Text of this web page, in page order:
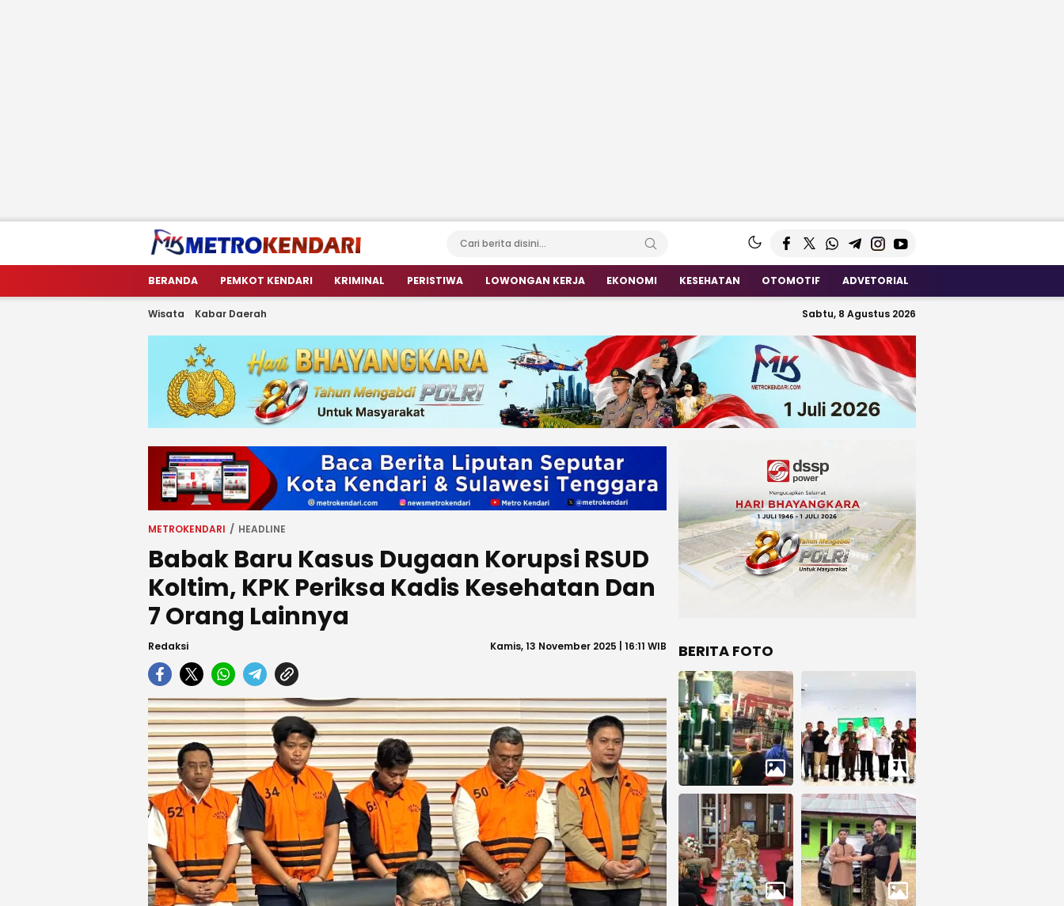
metrokendari
Berita Terkini Sulawesi Tenggara
BERANDA PEMKOT KENDARI KRIMINAL PERISTIWA LOWONGAN KERJA EKONOMI KESEHATAN OTOMOTIF ADVETORIAL
Wisata Kabar Daerah Sabtu, 8 Agustus 2026
METROKENDARI HEADLINE
Babak Baru Kasus Dugaan Korupsi RSUD
Koltim, KPK Periksa Kadis Kesehatan Dan
7 Orang Lainnya
Redaksi Kamis, 13 November 2025 | 16:11 WIB BERITA FOTO